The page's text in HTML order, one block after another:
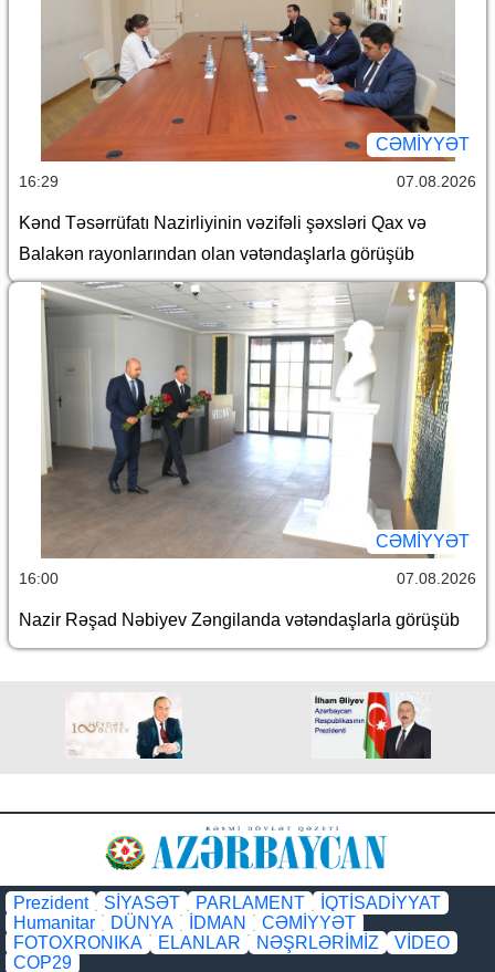
CƏMİYYƏT
16:29 07.08.2026
Kənd Təsərrüfatı Nazirliyinin vəzifəli şəxsləri Qax və
Balakən rayonlarından olan vətəndaşlarla görüşüb
CƏMİYYƏT
16:00 07.08.2026
Nazir Rəşad Nəbiyev Zəngilanda vətəndaşlarla görüşüb
Prezident SİYASƏT PARLAMENT
İQTİSADİYYAT
Humanitar
DÜNYA İDMAN
CƏMİYYƏT
FOTOXRONIKA
ELANLAR NƏŞRLƏRİMİZ
VİDEO
COP29